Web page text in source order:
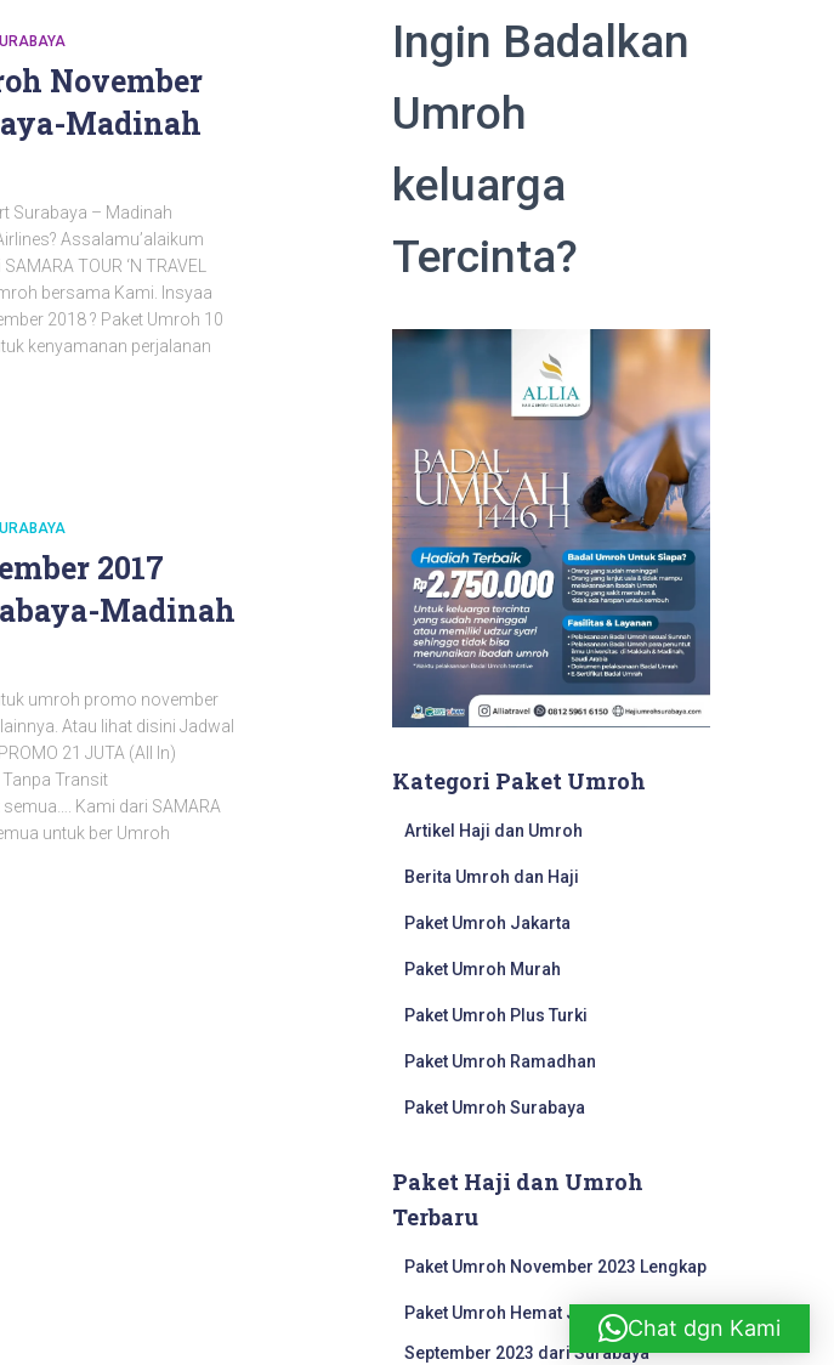
November
Madinah
Surabaya – Madinah
Assalamu’alaikum
TOUR ‘N TRAVEL
bersama Kami. Insyaa
2018 ? Paket Umroh 10
kenyamanan perjalanan
2017
Madinah
umroh promo november
Atau lihat disini Jadwal
21 JUTA (All In)
Transit
Kami dari SAMARA
untuk ber Umroh
Ingin Badalkan
Umroh
keluarga
Tercinta?
Kategori Paket Umroh
Artikel Haji dan Umroh
Berita Umroh dan Haji
Paket Umroh Jakarta
Paket Umroh Murah
Paket Umroh Plus Turki
Paket Umroh Ramadhan
Paket Umroh Surabaya
Paket Haji dan Umroh
Terbaru
Paket Umroh November 2023 Lengkap
Paket Umroh Hemat Juli Agustus
September 2023 dari Surabaya
Chat dgn Kami